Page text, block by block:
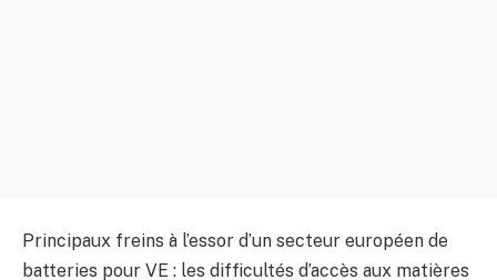
Principaux freins à l’essor d’un secteur européen de
batteries pour VE : les difficultés d’accès aux matières